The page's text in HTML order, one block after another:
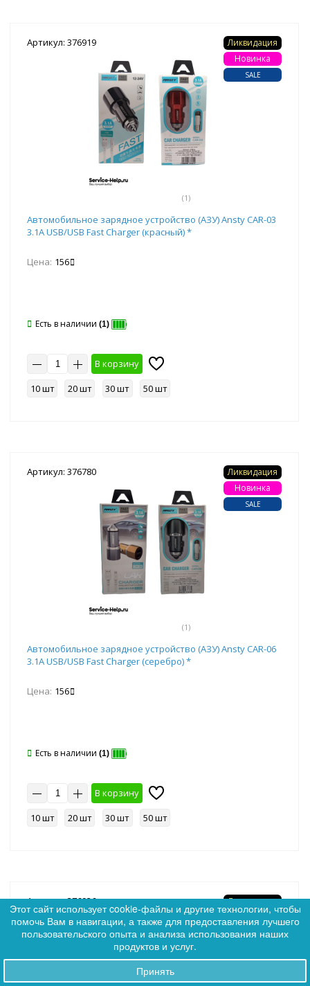
0
Артикул: 376919
(1)
Ликвидация
Новинка
SALE
Автомобильное зарядное устройство (АЗУ) Ansty CAR-03
3.1A USB/USB Fast Charger (красный) *
Цена: 156
Есть в наличии (1)
В корзину
10 шт
20 шт 30 шт 50 шт
Артикул: 376780
(1)
Ликвидация
Новинка
SALE
Автомобильное зарядное устройство (АЗУ) Ansty CAR-06
3.1A USB/USB Fast Charger (серебро) *
Цена: 156
Есть в наличии (1)
В корзину
10 шт
20 шт 30 шт 50 шт
Артикул: 376926
Ликвидация
Новинка
SALE
Этот сайт использует cookie-файлы и другие технологии, чтобы
помочь Вам в навигации, а также для предоставления лучшего
пользовательского опыта и анализа использования наших
продуктов и услуг.
Принять